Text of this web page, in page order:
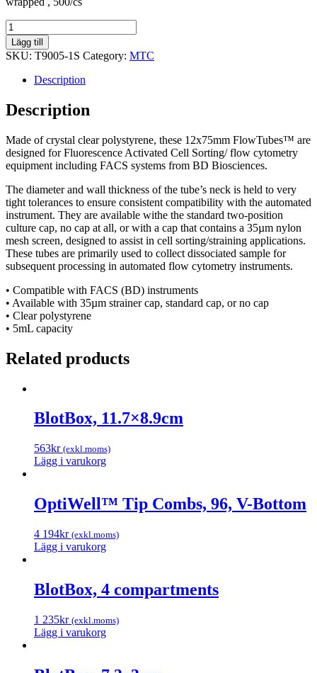
FlowTubes™
Flow
Cytometry/FACS
Tubes,
1/peel
quantity
Lägg till
SKU: T9005-1S Category: MTC
Description
Description
Made of crystal clear polystyrene, these 12x75mm FlowTubes™ are
designed for Fluorescence Activated Cell Sorting/ flow cytometry
equipment including FACS systems from BD Biosciences.
The diameter and wall thickness of the tube’s neck is held to very
tight tolerances to ensure consistent compatibility with the automated
instrument. They are available withe the standard two-position
culture cap, no cap at all, or with a cap that contains a 35µm nylon
mesh screen, designed to assist in cell sorting/straining applications.
These tubes are primarily used to collect dissociated sample for
subsequent processing in automated flow cytometry instruments.
• Compatible with FACS (BD) instruments
• Available with 35µm strainer cap, standard cap, or no cap
• Clear polystyrene
• 5mL capacity
Related products
BlotBox, 11.7×8.9cm
563kr (exkl.moms)
Lägg i varukorg
OptiWell™ Tip Combs, 96, V-Bottom
4 194kr (exkl.moms)
Lägg i varukorg
BlotBox, 4 compartments
1 235kr (exkl.moms)
Lägg i varukorg